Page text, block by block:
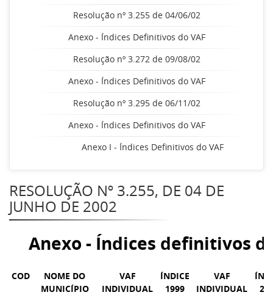
Resolução nº 3.255 de 04/06/02
Anexo - Índices Definitivos do VAF
Resolução nº 3.272 de 09/08/02
Anexo - Índices Definitivos do VAF
Resolução nº 3.295 de 06/11/02
Anexo - Índices Definitivos do VAF
Anexo I - Índices Definitivos do VAF
RESOLUÇÃO Nº 3.255, DE 04 DE
JUNHO DE 2002
Anexo - Índices definitivos
COD
NOME DO
MUNICÍPIO
VAF
INDIVIDUAL
ÍNDICE
1999
VAF
INDIVIDUAL